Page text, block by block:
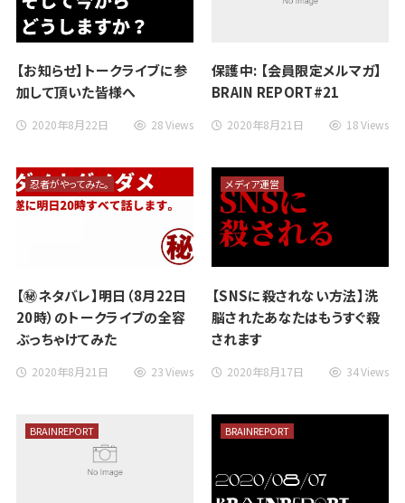
【お知らせ】トークライブに参
加して頂いた皆様へ
2020年8月22日 28 Views
保護中: 【会員限定メルマガ】
BRAIN REPORT#21
2020年8月21日 18 Views
【㊙️ネタバレ】明日（8月22日
20時）のトークライブの全容
ぶっちゃけてみた
2020年8月21日
忍者がやってみた。
23 Views
【SNSに殺されない方法】洗
脳されたあなたはもうすぐ殺
されます
2020年8月17日
メディア運営
34 Views
BRAINREPORT BRAINREPORT